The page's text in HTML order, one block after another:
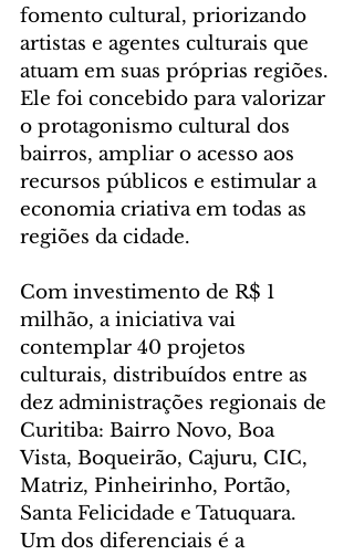
fomento cultural, priorizando
artistas e agentes culturais que
atuam em suas próprias regiões.
Ele foi concebido para valorizar
o protagonismo cultural dos
bairros, ampliar o acesso aos
recursos públicos e estimular a
economia criativa em todas as
regiões da cidade.
Com investimento de R$ 1
milhão, a iniciativa vai
contemplar 40 projetos
culturais, distribuídos entre as
dez administrações regionais de
Curitiba: Bairro Novo, Boa
Vista, Boqueirão, Cajuru, CIC,
Matriz, Pinheirinho, Portão,
Santa Felicidade e Tatuquara.
Um dos diferenciais é a